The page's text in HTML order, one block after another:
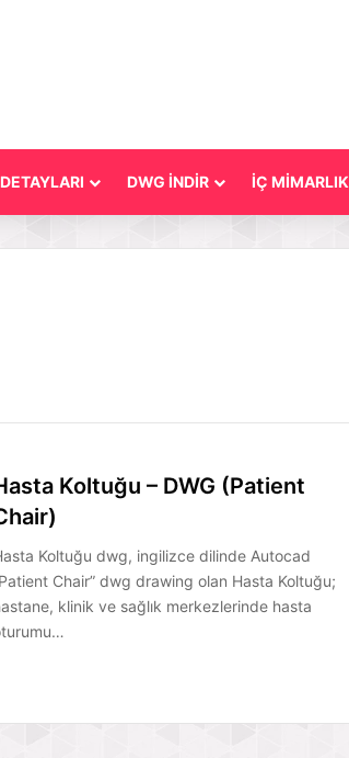
DWG İNDİR İÇ MİMARLIK
Koltuğu – DWG (Patient
Koltuğu dwg, ingilizce dilinde Autocad
Chair” dwg drawing olan Hasta Koltuğu;
klinik ve sağlık merkezlerinde hasta